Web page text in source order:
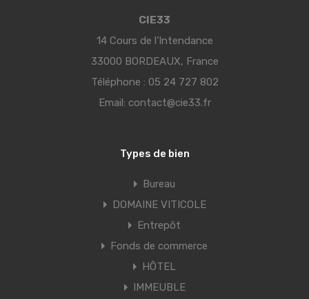
CIE33
14 Cours de l’Intendance
33000 BORDEAUX, France
Téléphone : 05 24 727 802
Email: contact@cie33.fr
Types de bien
Bureau
DOMAINE VITICOLE
Entrepôt
Fonds de commerce
HÔTEL
IMMEUBLE